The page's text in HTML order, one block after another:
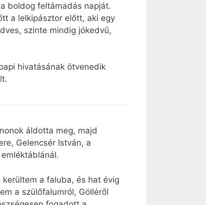
boldog feltámadás napját.
a lelkipásztor előtt, aki egy
szinte mindig jókedvű,
hivatásának ötvenedik
áldotta meg, majd
Gelencsér István, a
a faluba, és hat évig
a szülőfalumról, Gölléről